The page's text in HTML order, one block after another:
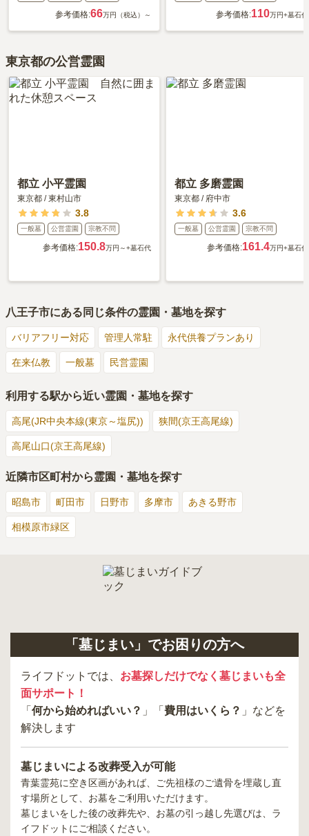
参考価格:66万円（税込）～ 参考価格:110万円+墓石代
東京都の公営霊園
都立 小平霊園
東京都 /東村山市
3.8
一般墓 公営霊園 宗教不問
参考価格:150.8万円～+墓石代
都立 多磨霊園
東京都 / 府中市
3.6
一般墓 公営霊園 宗教不問
参考価格:161.4万円+墓石代
八王子市にある同じ条件の霊園・墓地を探す
バリアフリー対応 管理人常駐 永代供養プランあり
在来仏教 一般墓 民営霊園
利用する駅から近い霊園・墓地を探す
高尾(JR中央本線(東京～塩尻)) 狭間(京王高尾線)
高尾山口(京王高尾線)
近隣市区町村から霊園・墓地を探す
昭島市 町田市 日野市 多摩市 あきる野市
相模原市緑区
「墓じまい」でお困りの方へ
ライフドットでは、 お墓探しだけでなく墓じまいも全
面サポート！
「 何から始めればいい？ 」「 費用はいくら？ 」などを
解決します
墓じまいによる改葬受入が可能
青葉霊苑に空き区画があれば、ご先祖様のご遺骨を埋蔵し直
す場所として、お墓をご利用いただけます。
墓じまいをした後の改葬先や、お墓の引っ越し先選びは、ラ
イフドットにご相談ください。